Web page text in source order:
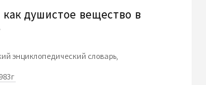
душистое вещество в
энциклопедический словарь,